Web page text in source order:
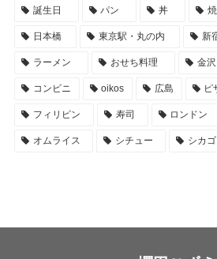
誕生日 パン 丼
日本橋 東京駅・丸の内 新
ラーメン おせち料理 金沢
コンビニ oikos 広島 ピ
フィリピン 寿司 ロンドン
オムライス シチュー シカゴ